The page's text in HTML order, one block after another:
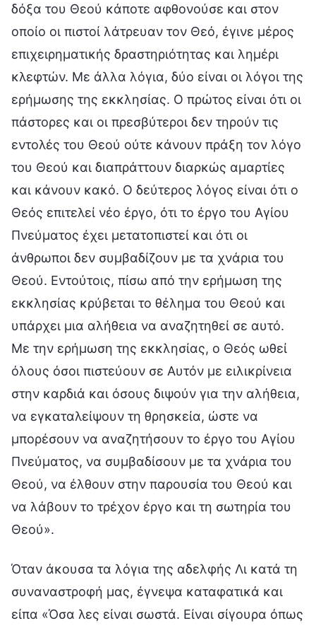
δόξα του Θεού κάποτε αφθονούσε και στον
οποίο οι πιστοί λάτρευαν τον Θεό, έγινε μέρος
επιχειρηματικής δραστηριότητας και λημέρι
κλεφτών. Με άλλα λόγια, δύο είναι οι λόγοι της
ερήμωσης της εκκλησίας. Ο πρώτος είναι ότι οι
πάστορες και οι πρεσβύτεροι δεν τηρούν τις
εντολές του Θεού ούτε κάνουν πράξη τον λόγο
του Θεού και διαπράττουν διαρκώς αμαρτίες
και κάνουν κακό. Ο δεύτερος λόγος είναι ότι ο
Θεός επιτελεί νέο έργο, ότι το έργο του Αγίου
Πνεύματος έχει μετατοπιστεί και ότι οι
άνθρωποι δεν συμβαδίζουν με τα χνάρια του
Θεού. Εντούτοις, πίσω από την ερήμωση της
εκκλησίας κρύβεται το θέλημα του Θεού και
υπάρχει μια αλήθεια να αναζητηθεί σε αυτό.
Με την ερήμωση της εκκλησίας, ο Θεός ωθεί
όλους όσοι πιστεύουν σε Αυτόν με ειλικρίνεια
στην καρδιά και όσους διψούν για την αλήθεια,
να εγκαταλείψουν τη θρησκεία, ώστε να
μπορέσουν να αναζητήσουν το έργο του Αγίου
Πνεύματος, να συμβαδίσουν με τα χνάρια του
Θεού, να έλθουν στην παρουσία του Θεού και
να λάβουν το τρέχον έργο και τη σωτηρία του
Θεού».
Όταν άκουσα τα λόγια της αδελφής Λι κατά τη
συναναστροφή μας, έγνεψα καταφατικά και
είπα «Όσα λες είναι σωστά. Είναι σίγουρα όπως